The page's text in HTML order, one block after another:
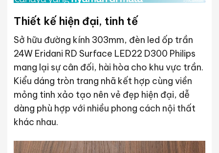
Thiết kế hiện đại, tinh tế
Sở hữu đường kính 303mm, đèn led ốp trần
24W Eridani RD Surface LED22 D300 Philips
mang lại sự cân đối, hài hòa cho khu vực trần.
Kiểu dáng tròn trang nhã kết hợp cùng viền
mỏng tinh xảo tạo nên vẻ đẹp hiện đại, dễ
dàng phù hợp với nhiều phong cách nội thất
khác nhau.